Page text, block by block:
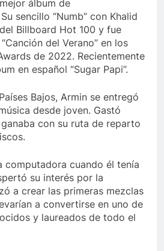
álbum de
sencillo “Numb” con Khalid
Billboard Hot 100 y fue
del Verano” en los
de 2022. Recientemente
en español “Sugar Papi”.
Bajos, Armin se entregó
desde joven. Gastó
con su ruta de reparto
computadora cuando él tenía
su interés por la
a crear las primeras mezclas
a convertirse en uno de
y laureados de todo el